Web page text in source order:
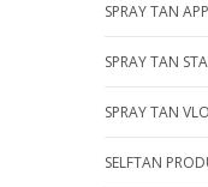
SPRAY TAN
SPRAY TAN
SPRAY TAN
SELFTAN